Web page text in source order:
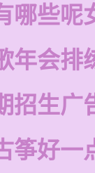
哪些呢
年会排
招生广
筝好一